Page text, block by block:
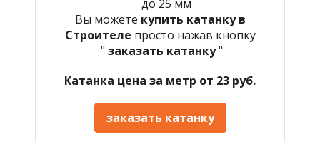
до 25 мм
Вы можете купить катанку в
Строителе просто нажав кнопку
" заказать катанку"
Катанка цена за метр от 23 руб.
заказать катанку